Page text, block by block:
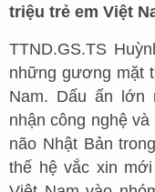
triệu trẻ em Việt
TTND.GS.TS
những gương mặt
Nam. Dấu ấn lớn
nhận công nghệ
não Nhật Bản
thế hệ vắc xin